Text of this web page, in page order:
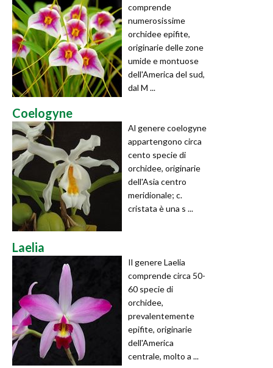
comprende
numerosissime
orchidee epifite,
originarie delle zone
umide e montuose
dell'America del sud,
dal M ...
Coelogyne
Al genere coelogyne
appartengono circa
cento specie di
orchidee, originarie
dell'Asia centro
meridionale; c.
cristata è una s ...
Laelia
Il genere Laelia
comprende circa 50-
60 specie di
orchidee,
prevalentemente
epifite, originarie
dell'America
centrale, molto a ...